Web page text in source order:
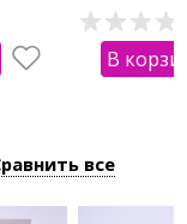
В
все